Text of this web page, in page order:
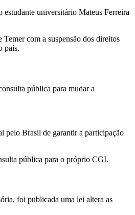
universitário Mateus Ferreira
com a suspensão dos direitos
país.
pública para mudar a
pelo Brasil de garantir a participação
pública para o próprio CGI.
foi publicada uma lei altera as